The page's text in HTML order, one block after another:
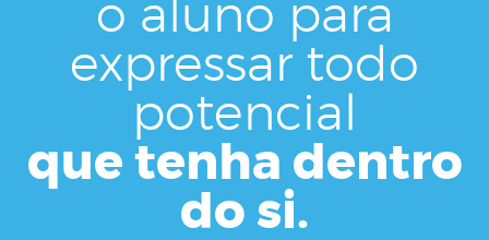
o aluno para
expressar todo
potencial
que tenha dentro
do si.